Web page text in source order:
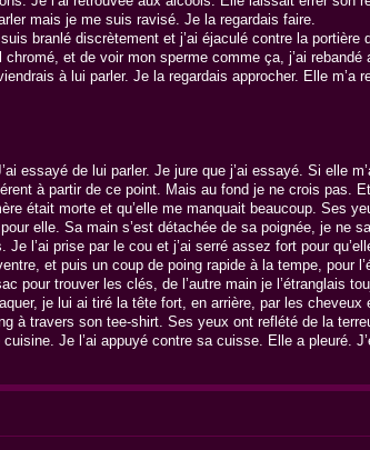
mais je me suis ravisé. Je la regardais faire.
branlé discrètement et j’ai éjaculé contre la
et de voir mon sperme comme ça, j’ai rebandé
à lui parler. Je la regardais approcher. Elle m’a
essayé de lui parler. Je jure que j’ai essayé. Si elle
à partir de ce point. Mais au fond je ne crois pas.
était morte et qu’elle me manquait beaucoup. Ses
elle. Sa main s’est détachée de sa poignée, je ne
l’ai prise par le cou et j’ai serré assez fort pour
et puis un coup de poing rapide à la tempe, pour
pour trouver les clés, de l’autre main je l’étranglais
je lui ai tiré la tête fort, en arrière, par les
à travers son tee-shirt. Ses yeux ont reflété de la
Je l’ai appuyé contre sa cuisse. Elle a pleuré.